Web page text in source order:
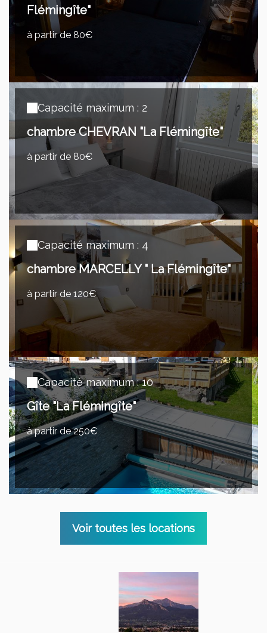
Flémingîte"
à partir de 80€
Capacité maximum : 2
chambre CHEVRAN "La Flémingîte"
à partir de 80€
Capacité maximum : 4
chambre MARCELLY " La Flémingîte"
à partir de 120€
Capacité maximum : 10
Gîte "La Flémingîte"
à partir de 250€
Voir toutes les locations